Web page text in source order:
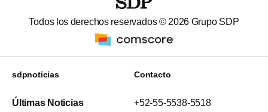
Todos los derechos reservados © 2026 Grupo SDP
sdpnoticias
Últimas Noticias
Contacto
+52-55-5538-5518